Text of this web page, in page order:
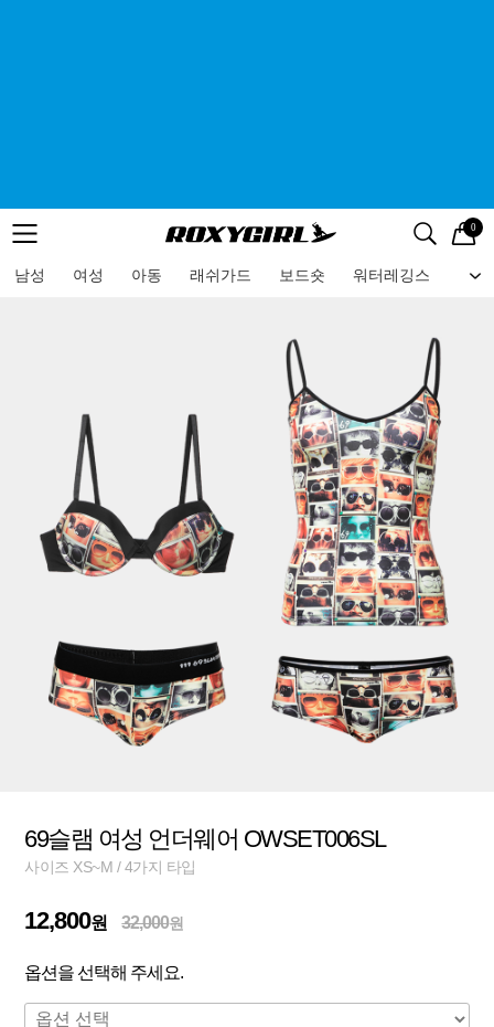
메뉴 검색
로고 0
남성 여성 아동 래쉬가드 보드숏 워터레깅스 비
메뉴
69슬램 여성 언더웨어 OWSET006SL
사이즈 XS~M / 4가지 타입
12,800원 32,000원
옵션을 선택해 주세요.